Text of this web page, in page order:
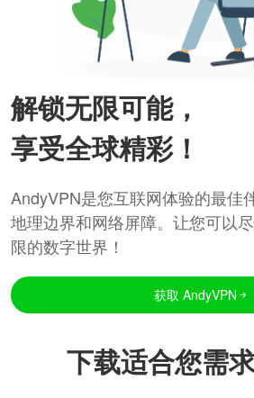
解锁无限可能，
享受全球精彩！
AndyVPN是您互联网体验的最佳
地理边界和网络屏障。让您可以
限的数字世界！
获取 AndyVPN
下载适合您需